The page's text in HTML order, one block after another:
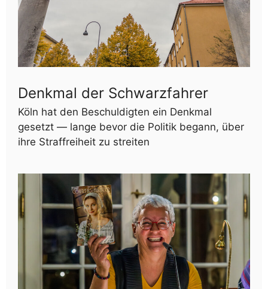
Denkmal der Schwarzfahrer
Köln hat den Beschuldigten ein Denkmal
gesetzt — lange bevor die Politik begann, über
ihre Straffreiheit zu streiten